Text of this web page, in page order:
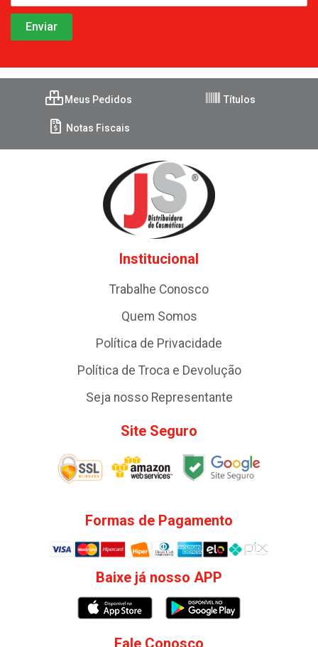
Meus Pedidos Títulos
Notas Fiscais
Institucional
Trabalhe Conosco
Quem Somos
Política de Privacidade
Política de Troca e Devolução
Seja nosso Representante
Site Seguro
Formas de Pagamento
Baixe já nosso APP